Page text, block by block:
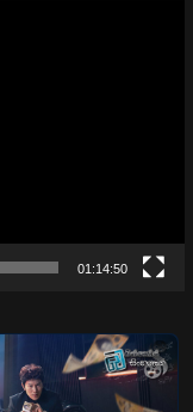
01:14:50